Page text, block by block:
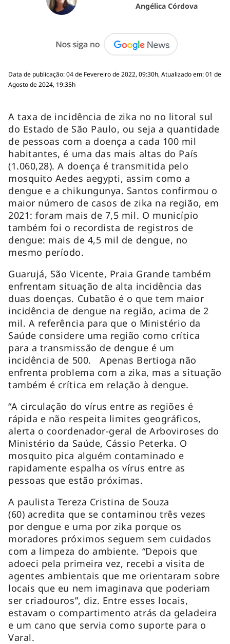
Angélica Córdova
Data de publicação: 04 de Fevereiro de 2022, 09:30h, Atualizado em: 01 de
Agosto de 2024, 19:35h
A taxa de incidência de zika no no litoral sul
do Estado de São Paulo, ou seja a quantidade
de pessoas com a doença a cada 100 mil
habitantes, é uma das mais altas do País
(1.060,28). A doença é transmitida pelo
mosquito Aedes aegypti, assim como a
dengue e a chikungunya. Santos confirmou o
maior número de casos de zika na região, em
2021: foram mais de 7,5 mil. O município
também foi o recordista de registros de
dengue: mais de 4,5 mil de dengue, no
mesmo período.
Guarujá, São Vicente, Praia Grande também
enfrentam situação de alta incidência das
duas doenças. Cubatão é o que tem maior
incidência de dengue na região, acima de 2
mil. A referência para que o Ministério da
Saúde considere uma região como crítica
para a transmissão de dengue é um
incidência de 500. Apenas Bertioga não
enfrenta problema com a zika, mas a situação
também é crítica em relação à dengue.
“A circulação do vírus entre as regiões é
rápida e não respeita limites geográficos,
alerta o coordenador-geral de Arboviroses do
Ministério da Saúde, Cássio Peterka. O
mosquito pica alguém contaminado e
rapidamente espalha os vírus entre as
pessoas que estão próximas.
A paulista Tereza Cristina de Souza
(60) acredita que se contaminou três vezes
por dengue e uma por zika porque os
moradores próximos seguem sem cuidados
com a limpeza do ambiente. “Depois que
adoeci pela primeira vez, recebi a visita de
agentes ambientais que me orientaram sobre
locais que eu nem imaginava que poderiam
ser criadouros”, diz. Entre esses locais,
estavam o compartimento atrás da geladeira
e um cano que servia como suporte para o
Varal.